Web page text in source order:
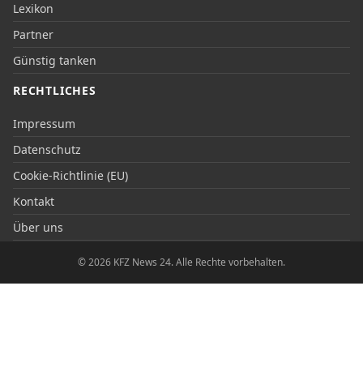
Lexikon
Partner
Günstig tanken
RECHTLICHES
Impressum
Datenschutz
Cookie-Richtlinie (EU)
Kontakt
Über uns
© 2026 KFZ News 24. Alle Rechte vorbehalten.